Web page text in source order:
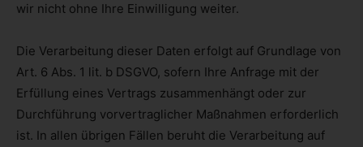
wir nicht ohne Ihre Einwilligung weiter.
Die Verarbeitung dieser Daten erfolgt auf Grundlage von
Art. 6 Abs. 1 lit. b DSGVO, sofern Ihre Anfrage mit der
Erfüllung eines Vertrags zusammenhängt oder zur
Durchführung vorvertraglicher Maßnahmen erforderlich
ist. In allen übrigen Fällen beruht die Verarbeitung auf